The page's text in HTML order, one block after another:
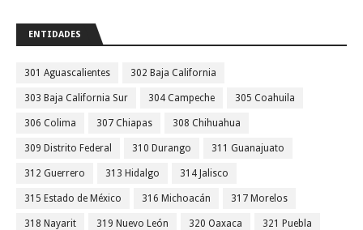
ENTIDADES
301 Aguascalientes 302 Baja California
303 Baja California Sur 304 Campeche 305 Coahuila
306 Colima 307 Chiapas 308 Chihuahua
309 Distrito Federal 310 Durango 311 Guanajuato
312 Guerrero 313 Hidalgo 314 Jalisco
315 Estado de México 316 Michoacán 317 Morelos
318 Nayarit 319 Nuevo León 320 Oaxaca 321 Puebla